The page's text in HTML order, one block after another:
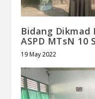
Bidang Dikmad
ASPD MTsN 10
19 May 2022